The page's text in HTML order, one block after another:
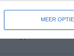
MEER
bieden geen
Hoe groot de kans
wij per maand